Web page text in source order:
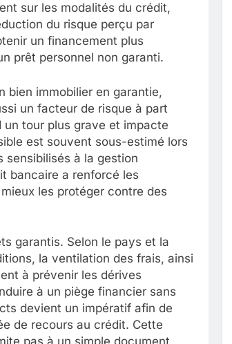
sur les modalités du crédit,
du risque perçu par
un financement plus
prêt personnel non garanti.
bien immobilier en garantie,
un facteur de risque à part
un tour plus grave et impacte
est souvent sous-estimé lors
sensibilisés à la gestion
bancaire a renforcé les
les protéger contre des
garantis. Selon le pays et la
la ventilation des frais, ainsi
à prévenir les dérives
à un piège financier sans
devient un impératif afin de
de recours au crédit. Cette